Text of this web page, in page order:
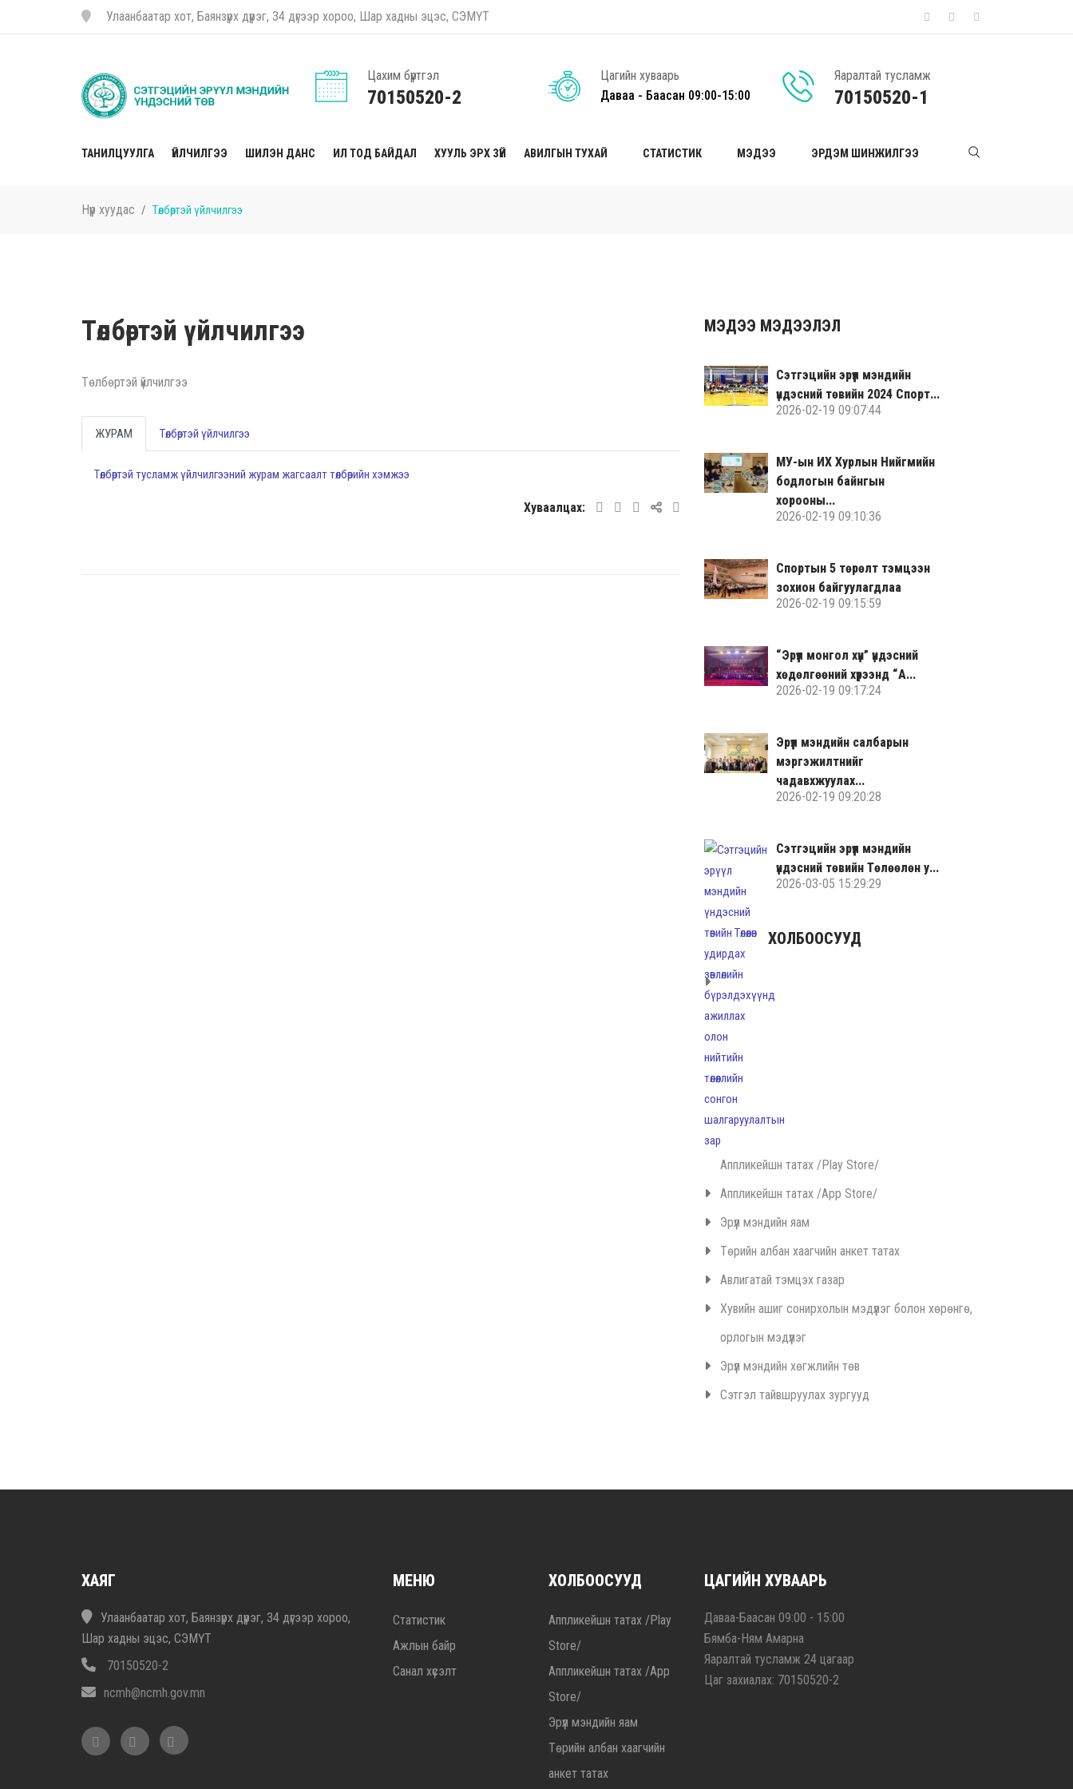
Улаанбаатар хот, Баянзүрх дүүрэг, 34 дүгээр хороо, Шар хадны эцэс, СЭМҮТ
Цахим бүртгэл
70150520-2
Цагийн хуваарь
Даваа - Баасан 09:00-15:00
Яаралтай тусламж
70150520-1
ТАНИЛЦУУЛГА ҮЙЛЧИЛГЭЭ ШИЛЭН ДАНС ИЛ ТОД БАЙДАЛ ХУУЛЬ ЭРХ ЗҮЙ АВИЛГЫН ТУХАЙ СТАТИСТИК МЭДЭЭ ЭРДЭМ ШИНЖИЛГЭЭ
Нүүр хуудас Төлбөртэй үйлчилгээ
Төлбөртэй үйлчилгээ
Төлбөртэй үйлчилгээ
ЖУРАМ Төлбөртэй үйлчилгээ
Төлбөртэй тусламж үйлчилгээний журам жагсаалт төлбөрийн хэмжээ
Хуваалцах:
МЭДЭЭ МЭДЭЭЛЭЛ
Сэтгэцийн эрүүл мэндийн
үндэсний төвийн 2024 Спорт...
2026-02-19 09:07:44
МУ-ын ИХ Хурлын Нийгмийн
бодлогын байнгын
хорооны...
2026-02-19 09:10:36
Спортын 5 төрөлт тэмцээн
зохион байгуулагдлаа
2026-02-19 09:15:59
“Эрүүл монгол хүн” үндэсний
хөдөлгөөний хүрээнд “А...
2026-02-19 09:17:24
Эрүүл мэндийн салбарын
мэргэжилтнийг
чадавхжуулах...
2026-02-19 09:20:28
Сэтгэцийн эрүүл мэндийн
үндэсний төвийн Төлөөлөн у...
2026-03-05 15:29:29
ХОЛБООСУУД
Аппликейшн татах /Play Store/
Аппликейшн татах /App Store/
Эрүүл мэндийн яам
Төрийн албан хаагчийн анкет татах
Авлигатай тэмцэх газар
Хувийн ашиг сонирхолын мэдүүлэг болон хөрөнгө,
орлогын мэдүүлэг
Эрүүл мэндийн хөгжлийн төв
Сэтгэл тайвшруулах зургууд
ХАЯГ
Улаанбаатар хот, Баянзүрх дүүрэг, 34 дүгээр хороо,
Шар хадны эцэс, СЭМҮТ
70150520-2
ncmh@ncmh.gov.mn
МЕНЮ
Статистик
Ажлын байр
Санал хүсэлт
ХОЛБООСУУД
Аппликейшн татах /Play
Store/
Аппликейшн татах /App
Store/
Эрүүл мэндийн яам
Төрийн албан хаагчийн
анкет татах
ЦАГИЙН ХУВААРЬ
Даваа-Баасан 09:00 - 15:00
Бямба-Ням Амарна
Яаралтай тусламж 24 цагаар
Цаг захиалах: 70150520-2